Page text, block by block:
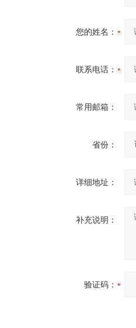
您的姓名：
联系电话：
常用邮箱：
省份：
详细地址：
补充说明：
验证码：